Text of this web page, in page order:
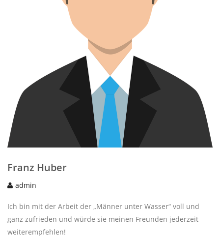
Franz Huber
admin
Ich bin mit der Arbeit der „Männer unter Wasser“ voll und
ganz zufrieden und würde sie meinen Freunden jederzeit
weiterempfehlen!